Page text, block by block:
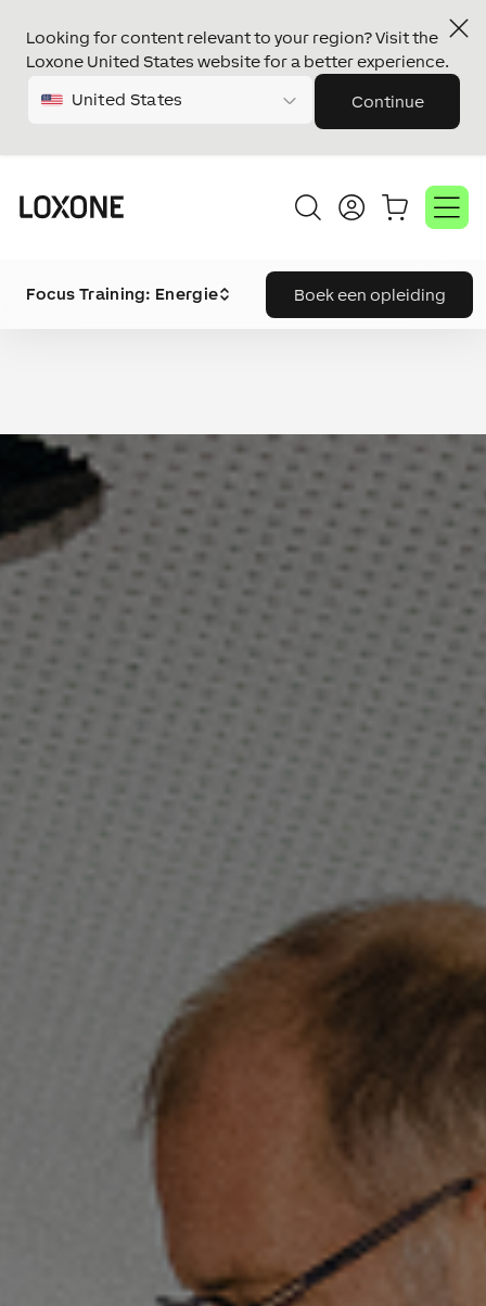
Looking for content relevant to your region? Visit the
Loxone United States website for a better experience.
United States Continue
Focus Training: Energie Boek een opleiding